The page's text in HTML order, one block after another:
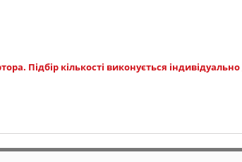
Підбір кількості виконується